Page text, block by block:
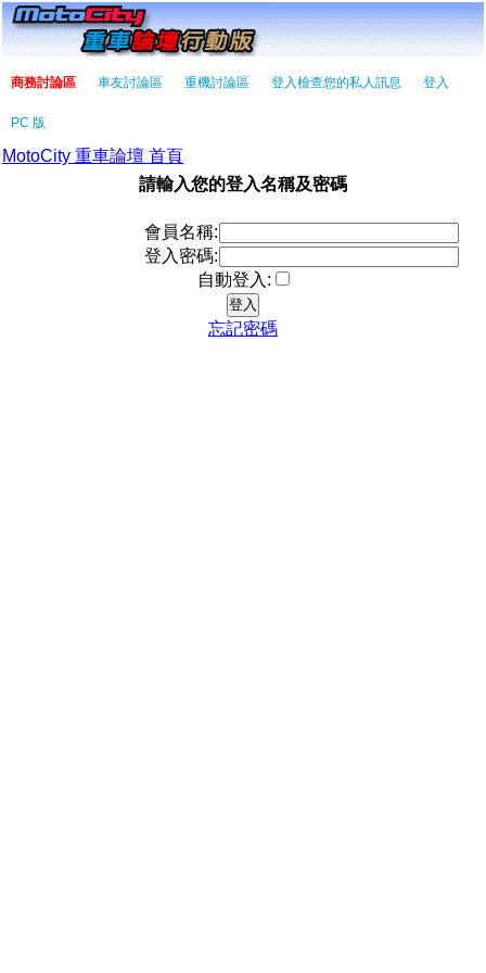
商務討論區 車友討論區 重機討論區 登入檢查您的私人訊息 登入
PC 版
MotoCity 重車論壇 首頁
請輸入您的登入名稱及密碼
會員名稱:
登入密碼:
自動登入:
忘記密碼